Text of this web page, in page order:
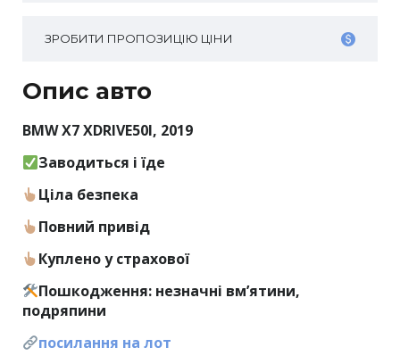
ЗРОБИТИ ПРОПОЗИЦІЮ ЦІНИ
Опис авто
BMW X7 XDRIVE50I, 2019
Заводиться і їде
Ціла безпека
Повний привід
Куплено у страхової
Пошкодження: незначні вмʼятини,
подряпини
посилання на лот